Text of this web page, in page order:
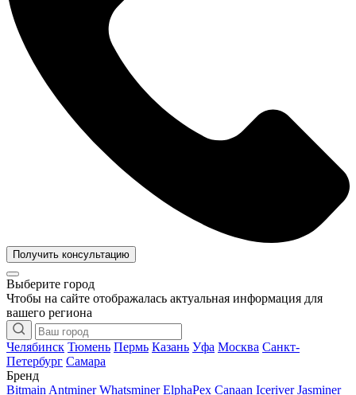
Получить консультацию
Выберите город
Чтобы на сайте отображалась актуальная информация для
вашего региона
Челябинск Тюмень Пермь Казань Уфа Москва Санкт-
Петербург Самара
Бренд
Bitmain Antminer Whatsminer ElphaPex Canaan Iceriver Jasminer